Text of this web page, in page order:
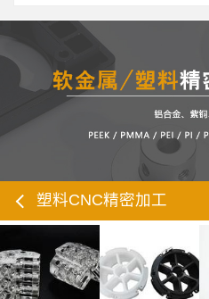
塑料CNC精密加工